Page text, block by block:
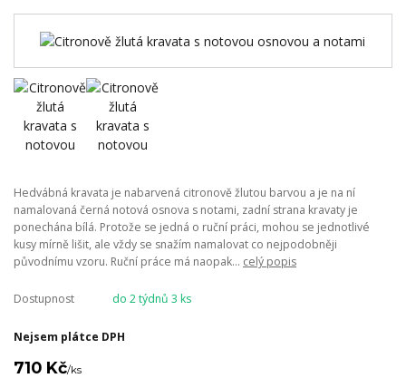
Hedvábná kravata je nabarvená citronově žlutou barvou a je na ní
namalovaná černá notová osnova s notami, zadní strana kravaty je
ponechána bílá. Protože se jedná o ruční práci, mohou se jednotlivé
kusy mírně lišit, ale vždy se snažím namalovat co nejpodobněji
původnímu vzoru. Ruční práce má naopak... celý popis
Dostupnost do 2 týdnů 3 ks
Nejsem plátce DPH
710 Kč/ks